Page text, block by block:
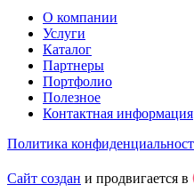
О компании
Услуги
Каталог
Партнеры
Портфолио
Полезное
Контактная информация
Политика
Сайт создан и продвигается в